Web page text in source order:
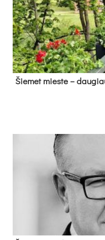
Šie­met mies­te –